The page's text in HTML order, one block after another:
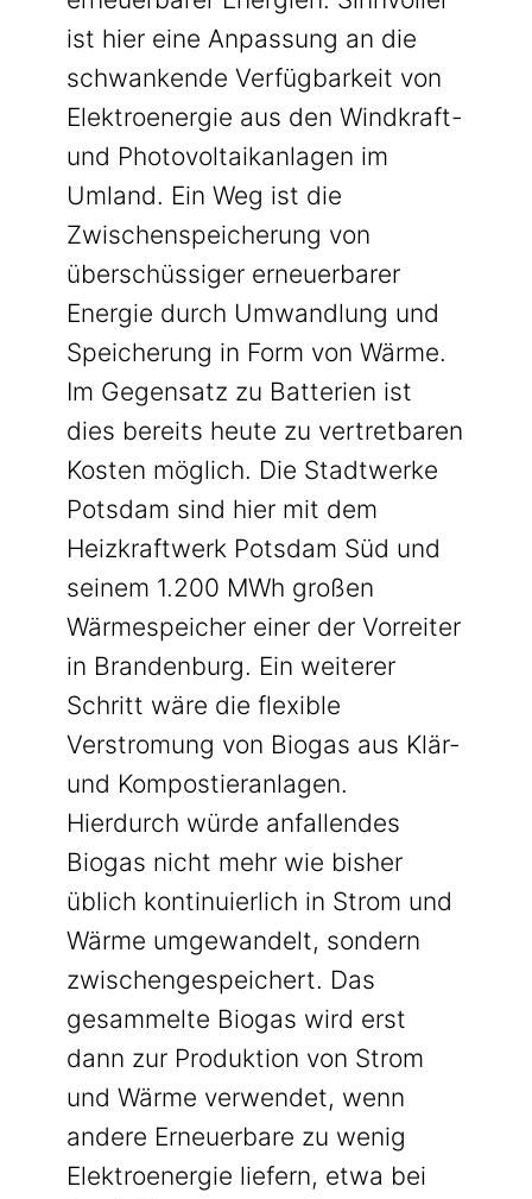
ist hier eine Anpassung an die
schwankende Verfügbarkeit von
Elektroenergie aus den Windkraft-
und Photovoltaikanlagen im
Umland. Ein Weg ist die
Zwischenspeicherung von
überschüssiger erneuerbarer
Energie durch Umwandlung und
Speicherung in Form von Wärme.
Im Gegensatz zu Batterien ist
dies bereits heute zu vertretbaren
Kosten möglich. Die Stadtwerke
Potsdam sind hier mit dem
Heizkraftwerk Potsdam Süd und
seinem 1.200 MWh großen
Wärmespeicher einer der Vorreiter
in Brandenburg. Ein weiterer
Schritt wäre die flexible
Verstromung von Biogas aus Klär-
und Kompostieranlagen.
Hierdurch würde anfallendes
Biogas nicht mehr wie bisher
üblich kontinuierlich in Strom und
Wärme umgewandelt, sondern
zwischengespeichert. Das
gesammelte Biogas wird erst
dann zur Produktion von Strom
und Wärme verwendet, wenn
andere Erneuerbare zu wenig
Elektroenergie liefern, etwa bei